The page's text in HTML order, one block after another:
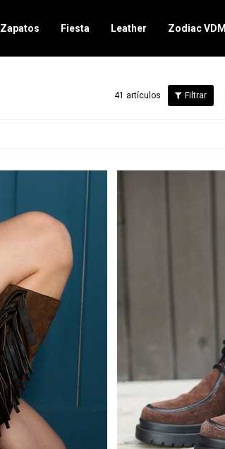
Zapatos Fiesta Leather Zodiac VDM
41 artículos